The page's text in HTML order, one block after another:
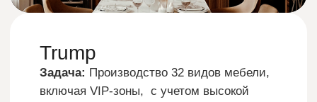
разные варианты, а вам останется только